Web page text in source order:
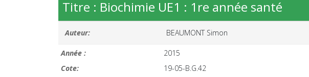
Titre : Biochimie UE1 : 1re année santé
Auteur: BEAUMONT Simon
Année :
2015
Cote:
19-05-B.G.42